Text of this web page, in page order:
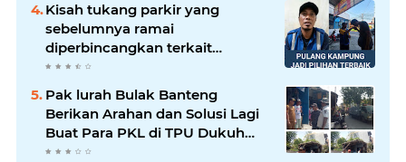
Kisah tukang parkir yang
sebelumnya ramai
diperbincangkan terkait
persoalan parkir gratis di
sebuah minimarket di Bekasi
kini memasuki babak baru.
Pak lurah Bulak Banteng
Berikan Arahan dan Solusi Lagi
Buat Para PKL di TPU Dukuh
Bulak Banteng Surabaya